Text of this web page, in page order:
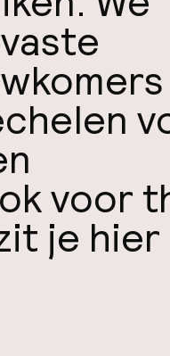
voor
je hier